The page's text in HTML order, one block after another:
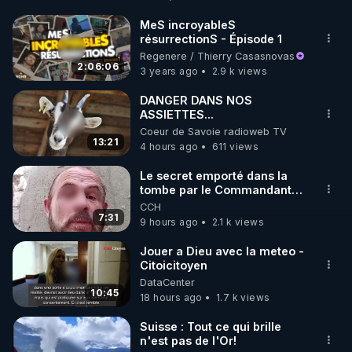
🌱 INSTAGRAM
https://www.instagram.com/rdlr_thierrycasasnovas/
http://rgnr.li/instagram
🌱 LA NEWSLETTER
Pour ne pas rater l’actualité RGNR (stages,
http://rgnr.li/news
🌱 VIDÉOS NON CENSURÉES SUR ODYSEE
Toutes les vidéos Youtube sont aussi sur la
http://rgnr.li/odysee
🌱 LES STAGES EN PRÉSENTIEL
2:06:06
MeS incroyableS
résurrectionS - Épisode 1
Regenere / Thierry Casasnovas
3 years ago
2.9 k views
13:21
DANGER DANS NOS
ASSIETTES...
Coeur de Savoie radioweb TV
4 hours ago
611 views
7:31
Le secret emporté dans la
tombe par le Commandant
Cousteau le 25 juin 1997
CCH
9 hours ago
2.1 k views
10:45
Jouer a Dieu avec la meteo -
Citoicitoyen
DataCenter
18 hours ago
1.7 k views
Suisse : Tout ce qui brille
n'est pas de l'Or!